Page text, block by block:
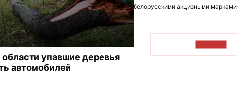
упавшие деревья
автомобилей
белорусскими акцизными марками